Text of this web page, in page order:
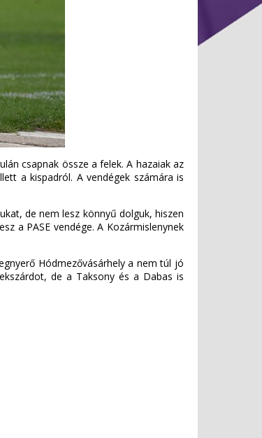
csapnak össze a felek. A hazaiak az
a kispadról. A vendégek számára is
de nem lesz könnyű dolguk, hiszen
a PASE vendége. A Kozármislenynek
Hódmezővásárhely a nem túl jó
de a Taksony és a Dabas is